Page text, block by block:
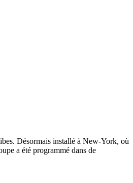
Désormais installé à New-York, où
a été programmé dans de